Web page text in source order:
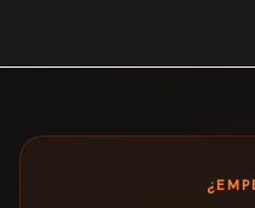
compiten con Barcelona